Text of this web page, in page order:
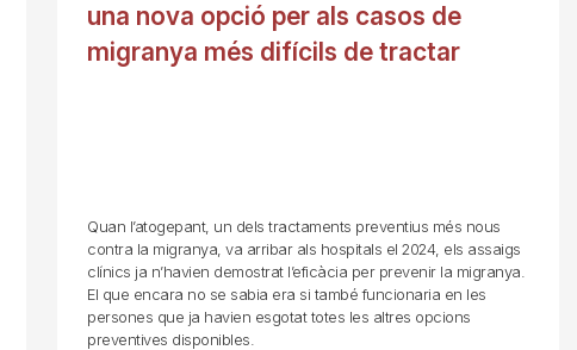
una nova opció per als casos de
migranya més difícils de tractar
Quan l’atogepant, un dels tractaments preventius més nous
contra la migranya, va arribar als hospitals el 2024, els assaigs
clínics ja n’havien demostrat l’eficàcia per prevenir la migranya.
El que encara no se sabia era si també funcionaria en les
persones que ja havien esgotat totes les altres opcions
preventives disponibles.